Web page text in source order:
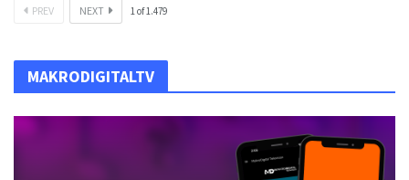
PREV NEXT 1 of1.479
MAKRODIGITALTV